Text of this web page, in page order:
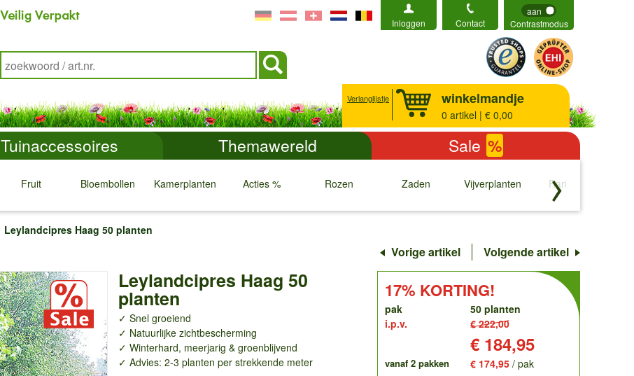
Inloggen Contact
aan
Contrastmodus
Verlanglijstje winkelmandje
0 artikel | € 0,00
Tuinaccessoires Themawereld Sale %
Fruit Bloembollen
↓
Kamerplanten
↓
Acties %
↓
Rozen
↓
Zaden
↓
Vijverplanten
↓
Rariteiten
↓
Leylandcipres Haag 50 planten
Vorige artikel Volgende artikel
Leylandcipres Haag 50
planten
✓ Snel groeiend
✓ Natuurlijke zichtbescherming
✓ Winterhard, meerjarig & groenblijvend
✓ Advies: 2-3 planten per strekkende meter
order
KORTING!:
17% KORTING!
pak
50 planten
i.p.v.
€ 222,00
€ 184,95
vanaf 2 pakken € 174,95 / pak